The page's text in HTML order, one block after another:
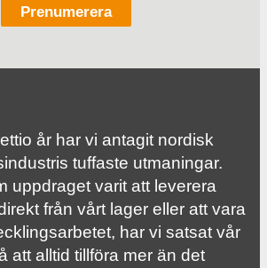
år har vi antagit nordisk
tuffaste utmaningar.
uppdraget varit att leverera
från vårt lager eller att vara
har vi satsat vår
att alltid tillföra mer än det